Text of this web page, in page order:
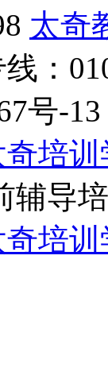
太奇
：
号-13
培训
辅导
培训